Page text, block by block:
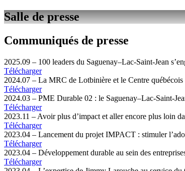
Salle de presse
Communiqués de presse
2025.09 – 100 leaders du Saguenay–Lac-Saint-Jean
Télécharger
2024.07 – La MRC de Lotbinière et le Centre
Télécharger
2024.03 – PME Durable 02 : le Saguenay–Lac-Saint-
Télécharger
2023.11 – Avoir plus d’impact et aller encore plus loin
Télécharger
2023.04 – Lancement du projet IMPACT : stimuler
Télécharger
2023.04 – Développement durable au sein des
Télécharger